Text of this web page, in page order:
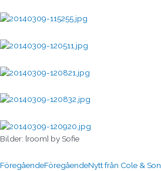
Bilder: [room] by Sofie
FöregåendeFöregåendeNytt från Cole & Son